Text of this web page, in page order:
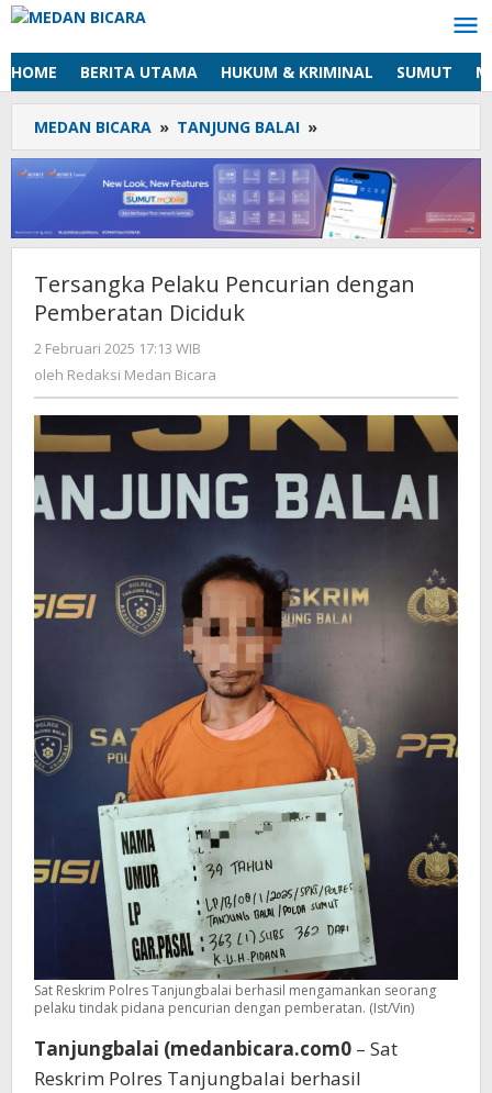
Lewati
konten
HOME BERITA UTAMA HUKUM & KRIMINAL SUMUT
MEDAN BICARA » TANJUNG BALAI »
Pelaku
Pencurian
dengan
Pemberatan
Diciduk
Tersangka Pelaku Pencurian dengan
Pemberatan Diciduk
2 Februari 2025 17:13 WIB
Redaksi
Bicara
oleh Redaksi Medan Bicara
Sat Reskrim Polres Tanjungbalai berhasil mengamankan seorang
pelaku tindak pidana pencurian dengan pemberatan. (Ist/Vin)
Tanjungbalai (medanbicara.com0 – Sat
Reskrim Polres Tanjungbalai berhasil